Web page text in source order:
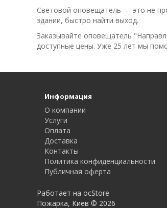
Световой оповещатель — это не
здании, быстро найти выход.
Заказывайте оповещатель
доступные цены. Уже 25 лет мы
Информация
О компании
Услуги
Оплата
Доставка
Контакты
Политика конфиденциальности
Публичная оферта
Работает на ocStore
Пожарка, Киев © 2026